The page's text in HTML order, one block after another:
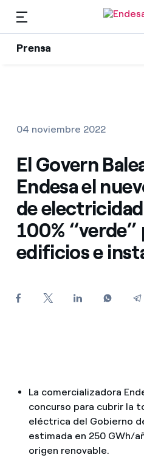
Prensa
Prensa
Encuentra la tarifa que
Compara nuestras tarifas
Por cada kWh que
¿Gestionas varias
Recursos
Colecciones
Contactos prensa
ES
04 noviembre 2022
El Govern
Endesa el
de
100% “verde”
edificios e
La comercializadora
concurso para cubrir la
eléctrica del Gobierno
estimada en 250 GWh/
origen renovable.